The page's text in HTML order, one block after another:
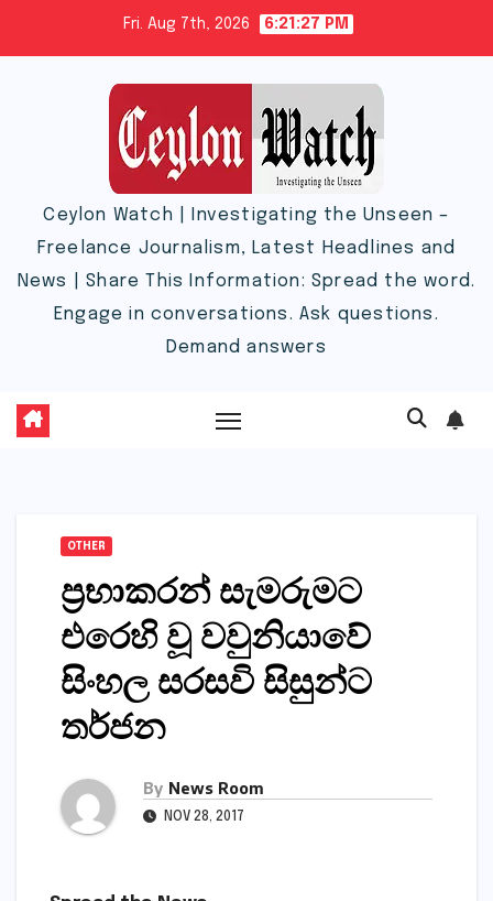
Fri. Aug 7th, 2026 6:21:28 PM
Ceylon Watch | Investigating the Unseen –
Freelance Journalism, Latest Headlines and
News | Share This Information: Spread the word.
Engage in conversations. Ask questions.
Demand answers
OTHER
ප්‍රභාකරන් සැමරුමට
එරෙහි වූ වවුනියාවේ
සිංහල සරසවි සිසුන්ට
තර්ජන
By News Room
NOV 28, 2017